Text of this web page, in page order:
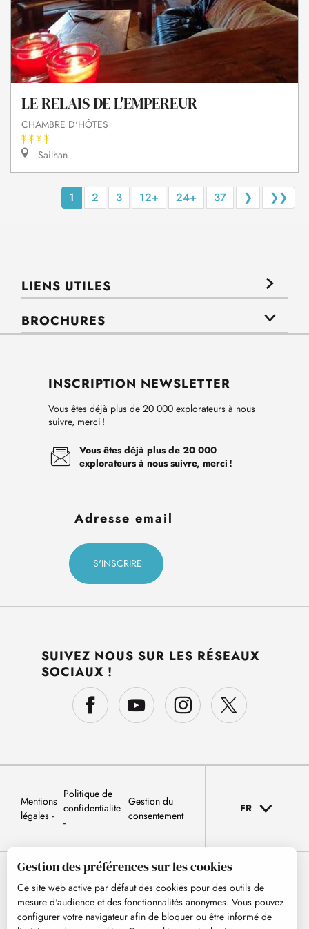
LE RELAIS DE L'EMPEREUR
CHAMBRE D'HÔTES
Sailhan
1 2 3 12+ 24+ 37 ❯ ❯❯
LIENS UTILES
BROCHURES
INSCRIPTION NEWSLETTER
Vous êtes déjà plus de 20 000 explorateurs à nous
suivre, merci !
Vous êtes déjà plus de 20 000
explorateurs à nous suivre, merci !
SUIVEZ NOUS SUR LES RÉSEAUX
SOCIAUX !
Mentions
légales
Politique de
confidentialite
Gestion du
consentement
FR
Gestion des préférences sur les cookies
Ce site web active par défaut des cookies pour des outils de
mesure d'audience et des fonctionnalités anonymes. Vous pouvez
configurer votre navigateur afin de bloquer ou être informé de